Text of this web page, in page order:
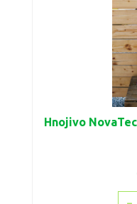
Hnojivo